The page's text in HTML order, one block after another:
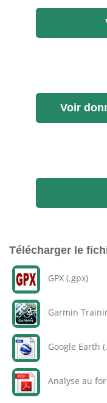
Voir
Télécharger le
GPX (.gpx)
Garmin
Google Earth
Analyse au